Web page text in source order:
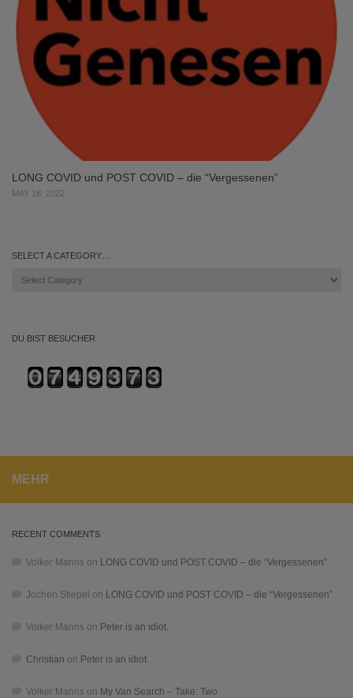
LONG COVID und POST COVID – die “Vergessenen”
MAY 18, 2022
SELECT A CATEGORY…
Select
DU BIST BESUCHER
MEHR
RECENT COMMENTS
Volker Manns on LONG COVID und POST COVID – die “Vergessenen”
Jochen Stiepel on LONG COVID und POST COVID – die “Vergessenen”
Volker Manns on Peter is an idiot.
Christian on Peter is an idiot.
Volker Manns on My Van Search – Take: Two